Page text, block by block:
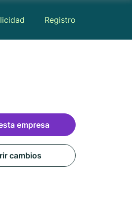
Registro
empresa
cambios